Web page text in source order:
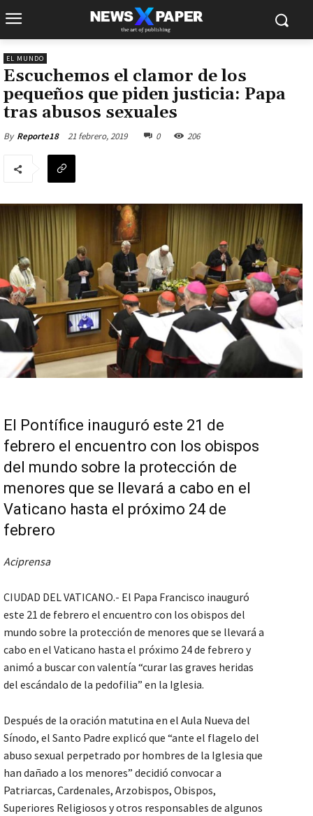
EL MUNDO
Escuchemos el clamor de los
pequeños que piden justicia: Papa
tras abusos sexuales
By Reporte18 21 febrero, 2019 0 206
El Pontífice inauguró este 21 de
febrero el encuentro con los obispos
del mundo sobre la protección de
menores que se llevará a cabo en el
Vaticano hasta el próximo 24 de
febrero
Aciprensa
CIUDAD DEL VATICANO.- El Papa Francisco inauguró
este 21 de febrero el encuentro con los obispos del
mundo sobre la protección de menores que se llevará a
cabo en el Vaticano hasta el próximo 24 de febrero y
animó a buscar con valentía “curar las graves heridas
del escándalo de la pedofilia” en la Iglesia.
Después de la oración matutina en el Aula Nueva del
Sínodo, el Santo Padre explicó que “ante el flagelo del
abuso sexual perpetrado por hombres de la Iglesia que
han dañado a los menores” decidió convocar a
Patriarcas, Cardenales, Arzobispos, Obispos,
Superiores Religiosos y otros responsables de algunos